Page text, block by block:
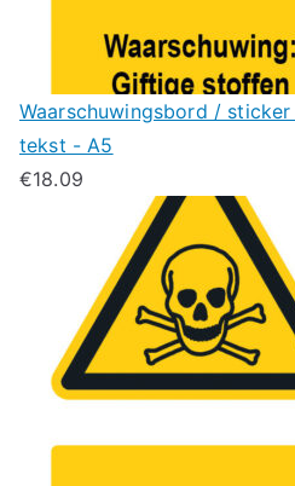
Waarschuwingsbord /
tekst - A5
€18.09